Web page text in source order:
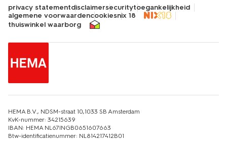
privacy statementdisclaimersecuritytoegankelijkheid
algemene voorwaardencookiesnix 18
thuiswinkel waarborg
HEMA B.V., NDSM-straat 10,1033 SB Amsterdam
KvK-nummer: 34215639
IBAN: HEMA NL67INGB0651607663
Btw-identificatienummer: NL814217412B01